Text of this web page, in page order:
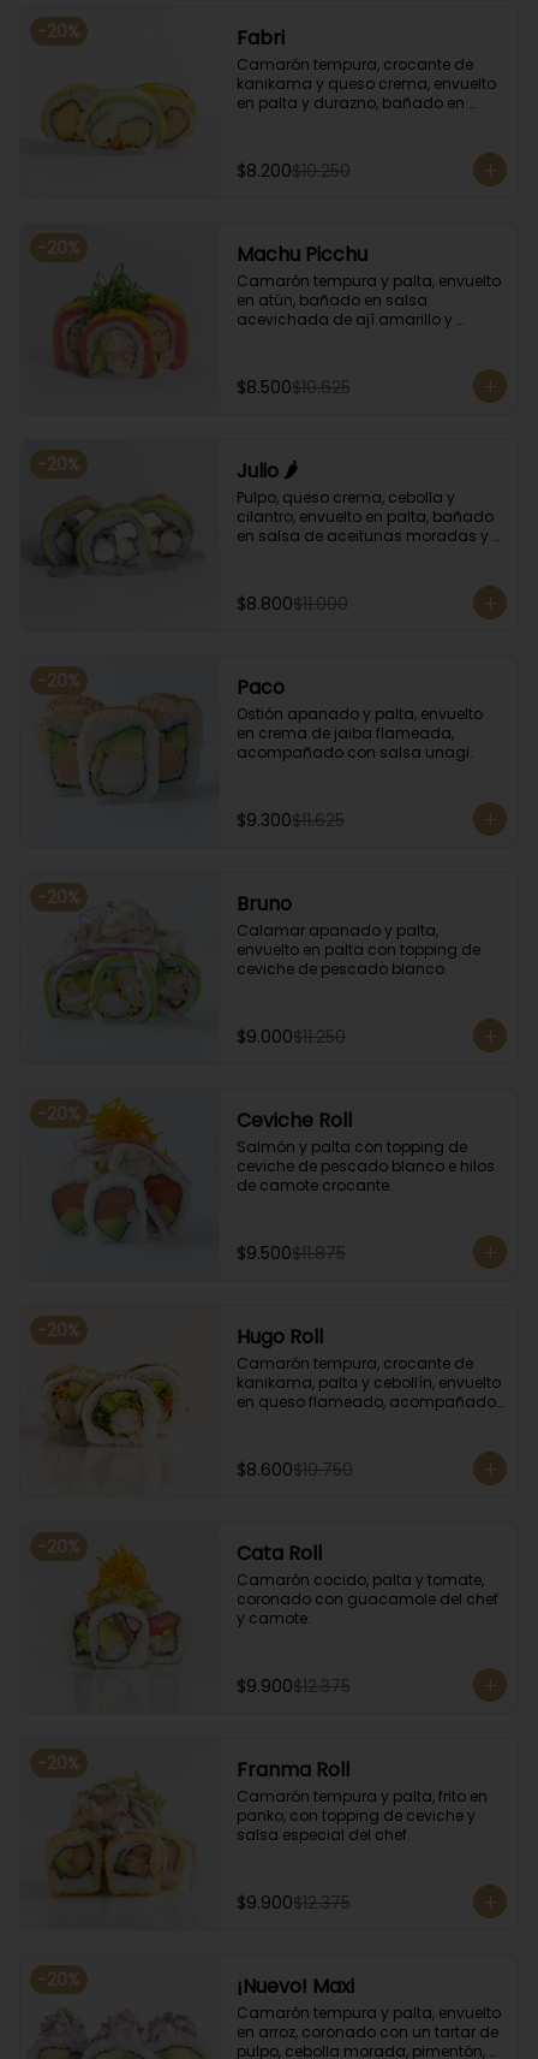
-20% Fabri
Camarón tempura, crocante de
kanikama y queso crema, envuelto
en palta y durazno, bañado en
$8.200$10.250
-20% Machu Picchu
Camarón tempura y palta, envuelto
en atún, bañado en salsa
acevichada de ají amarillo y
$8.500$10.625
-20% Julio 🌶️
Pulpo, queso crema, cebolla y
cilantro, envuelto en palta, bañado
en salsa de aceitunas moradas y
$8.800$11.000
-20% Paco
Ostión apanado y palta, envuelto
en crema de jaiba flameada,
acompañado con salsa unagi.
$9.300$11.625
-20% Bruno
Calamar apanado y palta,
envuelto en palta con topping de
ceviche de pescado blanco.
$9.000$11.250
-20% Ceviche Roll
Salmón y palta con topping de
ceviche de pescado blanco e hilos
de camote crocante.
$9.500$11.875
-20% Hugo Roll
Camarón tempura, crocante de
kanikama, palta y cebollín, envuelto
en queso flameado, acompañado
$8.600$10.750
-20% Cata Roll
Camarón cocido, palta y tomate,
coronado con guacamole del chef
y camote.
$9.900$12.375
-20% Franma Roll
Camarón tempura y palta, frito en
panko, con topping de ceviche y
salsa especial del chef.
$9.900$12.375
-20% ¡Nuevo! Maxi
Camarón tempura y palta, envuelto
en arroz, coronado con un tartar de
pulpo, cebolla morada, pimentón,